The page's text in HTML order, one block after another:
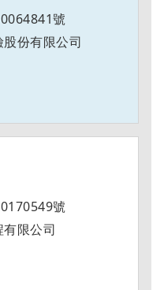
號
份有限公司
號
限公司